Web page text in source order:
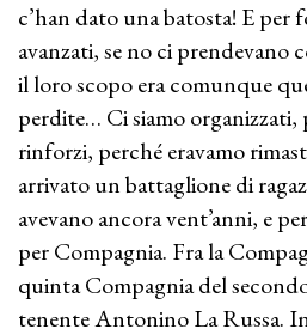
c’han dato una batosta! E
avanzati, se no ci prendevano
il loro scopo era comunque
perdite… Ci siamo organizzati,
rinforzi, perché eravamo
arrivato un battaglione di
avevano ancora vent’anni, e
per Compagnia. Fra la
quinta Compagnia del
tenente Antonino La Russa.